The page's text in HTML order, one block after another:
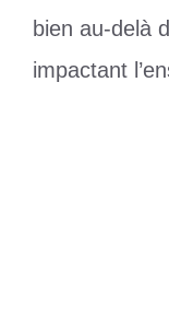
bien au-delà
impactant